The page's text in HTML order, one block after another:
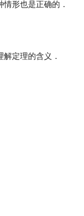
形也是正确的．
定理的含义．